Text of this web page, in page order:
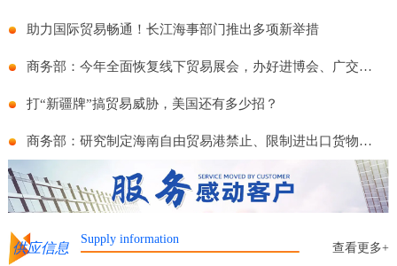
助力国际贸易畅通！长江海事部门推出多项新举措
商务部：今年全面恢复线下贸易展会，办好进博会、广交会等重点展会
打“新疆牌”搞贸易威胁，美国还有多少招？
商务部：研究制定海南自由贸易港禁止、限制进出口货物物品清单
供应信息
Supply information
查看更多+